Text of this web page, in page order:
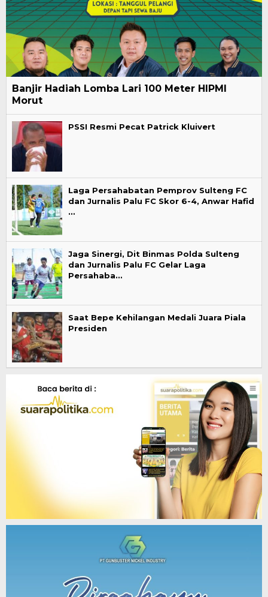
Banjir Hadiah Lomba Lari 100 Meter HIPMI
Morut
PSSI Resmi Pecat Patrick Kluivert
Laga Persahabatan Pemprov Sulteng FC
dan Jurnalis Palu FC Skor 6-4, Anwar Hafid
…
Jaga Sinergi, Dit Binmas Polda Sulteng
dan Jurnalis Palu FC Gelar Laga
Persahaba…
Saat Bepe Kehilangan Medali Juara Piala
Presiden